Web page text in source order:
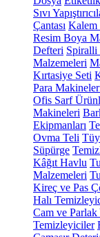
Sıvı
Çantası Kalem
Resim Boya
Defteri Spiralli
Malzemeleri
Kırtasiye Seti
Para
Ofis Sarf
Makineleri
Ekipmanları
Ovma Teli
Süpürge
Kâğıt Havlu
Malzemeleri
Kireç ve Pas
Halı
Cam ve
Temizleyiciler